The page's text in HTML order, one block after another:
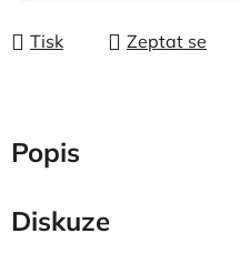
Tisk Zeptat se
Popis
Diskuze